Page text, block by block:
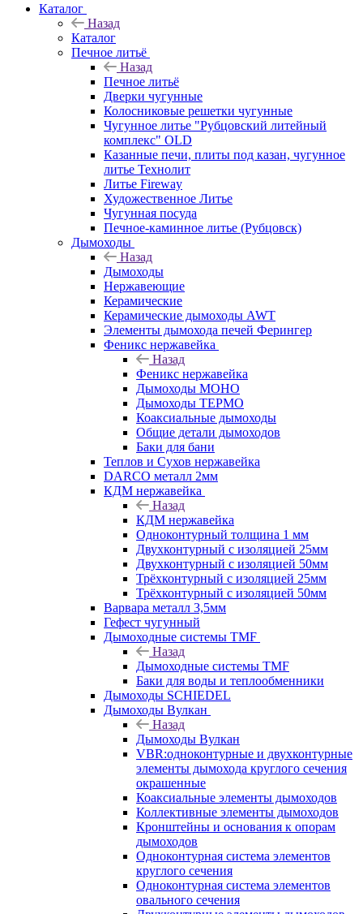
Каталог
Назад
Каталог
Печное литьё
Назад
Печное литьё
Дверки чугунные
Колосниковые решетки чугунные
Чугунное литье "Рубцовский литейный
комплекс" OLD
Казанные печи, плиты под казан, чугунное
литье Технолит
Литье Fireway
Художественное Литье
Чугунная посуда
Печное-каминное литье (Рубцовск)
Дымоходы
Назад
Дымоходы
Нержавеющие
Керамические
Керамические дымоходы AWT
Элементы дымохода печей Ферингер
Феникс нержавейка
Назад
Феникс нержавейка
Дымоходы МОНО
Дымоходы ТЕРМО
Коаксиальные дымоходы
Общие детали дымоходов
Баки для бани
Теплов и Сухов нержавейка
DARCO металл 2мм
КДМ нержавейка
Назад
КДМ нержавейка
Одноконтурный толщина 1 мм
Двухконтурный с изоляцией 25мм
Двухконтурный с изоляцией 50мм
Трёхконтурный с изоляцией 25мм
Трёхконтурный с изоляцией 50мм
Варвара металл 3,5мм
Гефест чугунный
Дымоходные системы TMF
Назад
Дымоходные системы TMF
Баки для воды и теплообменники
Дымоходы SCHIEDEL
Дымоходы Вулкан
Назад
Дымоходы Вулкан
VBR:одноконтурные и двухконтурные
элементы дымохода круглого сечения
окрашенные
Коаксиальные элементы дымоходов
Коллективные элементы дымоходов
Кронштейны и основания к опорам
дымоходов
Одноконтурная система элементов
круглого сечения
Одноконтурная система элементов
овального сечения